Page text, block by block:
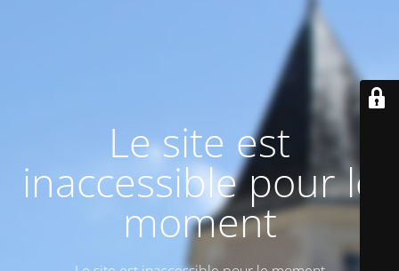
Le site est
inaccessible pour le
moment